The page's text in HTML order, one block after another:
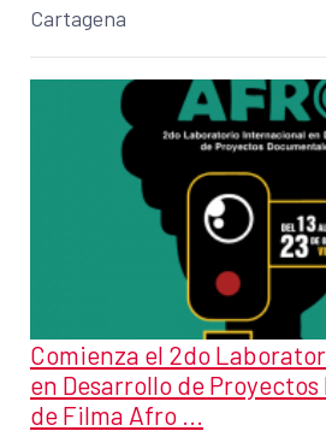
Cartagena
Comienza el 2do
en Desarrollo de
de Filma Afro ...